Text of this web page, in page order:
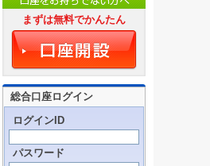
まずは無料でかんたん
総合口座ログイン
ログインID
パスワード